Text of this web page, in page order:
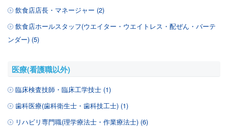
飲食店店長・マネージャー (2)
飲食店ホールスタッフ(ウエイター・ウエイトレス・配ぜん・バーテ
ンダー) (5)
医療(看護職以外)
臨床検査技師・臨床工学技士 (1)
歯科医療(歯科衛生士・歯科技工士) (1)
リハビリ専門職(理学療法士・作業療法士) (6)